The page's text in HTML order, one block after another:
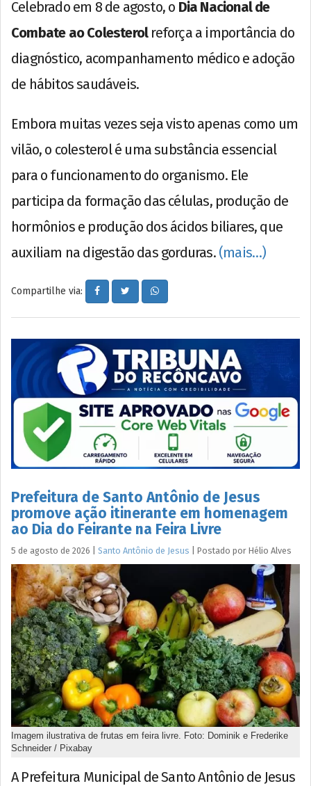
Celebrado em 8 de agosto, o Dia Nacional de
Combate ao Colesterolreforça a importância do
diagnóstico, acompanhamento médico e adoção
de hábitos saudáveis.
Embora muitas vezes seja visto apenas como um
vilão, o colesterol é uma substância essencial
para o funcionamento do organismo. Ele
participa da formação das células, produção de
hormônios e produção dos ácidos biliares, que
auxiliam na digestão das gorduras. (mais…)
Compartilhe via:
Prefeitura de Santo Antônio de Jesus
promove ação itinerante em homenagem
ao Dia do Feirante na Feira Livre
5 de agosto de 2026 Santo Antônio de Jesus Postado por Hélio Alves
Imagem ilustrativa de frutas em feira livre. Foto: Dominik e Frederike
Schneider / Pixabay
A Prefeitura Municipal de Santo Antônio de Jesus